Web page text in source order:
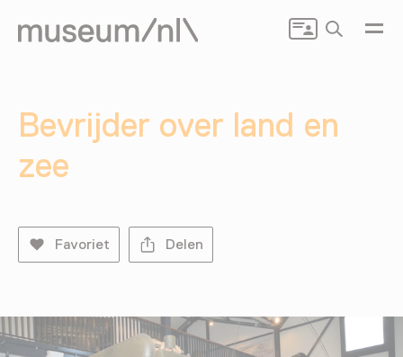
Zoeken
Bevrijder over land en
zee
Favoriet Delen